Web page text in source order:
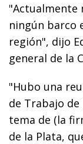
"Actualmente
ningún barco
región", dijo
general de la
"Hubo una
de Trabajo de
tema de (la
de la Plata,